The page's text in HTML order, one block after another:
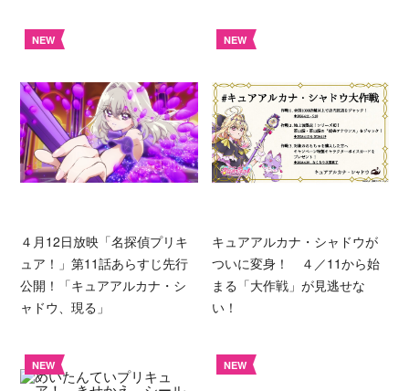
NEW
４月12日放映「名探偵プリキ
ュア！」第11話あらすじ先行
公開！「キュアアルカナ・シ
ャドウ、現る」
NEW
キュアアルカナ・シャドウが
ついに変身！ ４／11から始
まる「大作戦」が見逃せな
い！
NEW NEW